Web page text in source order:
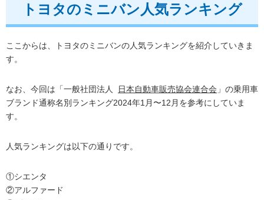
トヨタのミニバン人気ランキング
ここからは、トヨタのミニバンの人気ランキングを紹介していきま
す。
なお、今回は「一般社団法人 日本自動車販売協会連合会 」の乗用車
ブランド通称名別ランキング2024年1月〜12月を参考にしていま
す。
人気ランキングは以下の通りです。
①シエンタ
②アルファード